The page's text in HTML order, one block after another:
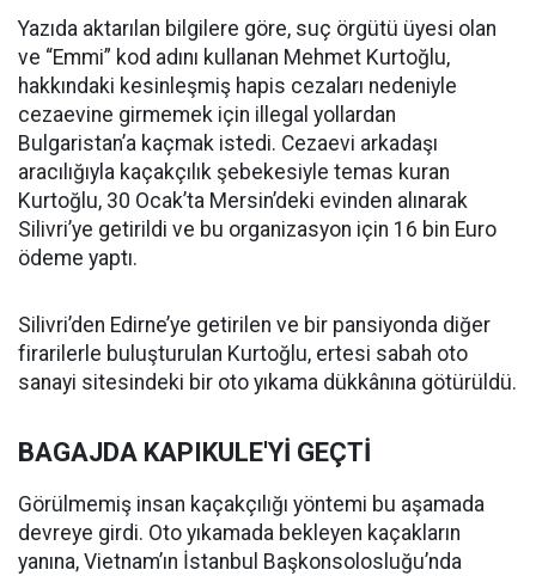
Yazıda aktarılan bilgilere göre, suç örgütü üyesi olan
ve “Emmi” kod adını kullanan Mehmet Kurtoğlu,
hakkındaki kesinleşmiş hapis cezaları nedeniyle
cezaevine girmemek için illegal yollardan
Bulgaristan’a kaçmak istedi. Cezaevi arkadaşı
aracılığıyla kaçakçılık şebekesiyle temas kuran
Kurtoğlu, 30 Ocak’ta Mersin’deki evinden alınarak
Silivri’ye getirildi ve bu organizasyon için 16 bin Euro
ödeme yaptı.
Silivri’den Edirne’ye getirilen ve bir pansiyonda diğer
firarilerle buluşturulan Kurtoğlu, ertesi sabah oto
sanayi sitesindeki bir oto yıkama dükkânına götürüldü.
BAGAJDA KAPIKULE'Yİ GEÇTİ
Görülmemiş insan kaçakçılığı yöntemi bu aşamada
devreye girdi. Oto yıkamada bekleyen kaçakların
yanına, Vietnam’ın İstanbul Başkonsolosluğu’nda